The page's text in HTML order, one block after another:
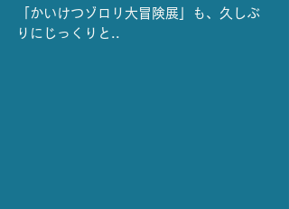
「かいけつゾロリ大冒険展」も、久しぶ
りにじっくりと..